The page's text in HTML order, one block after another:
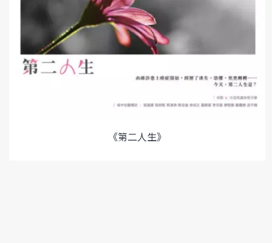
《第二人生》